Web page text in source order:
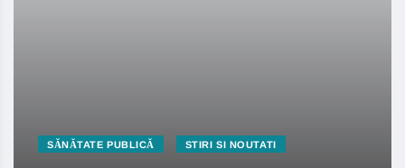
SĂNĂTATE PUBLICĂ STIRI SI NOUTATI